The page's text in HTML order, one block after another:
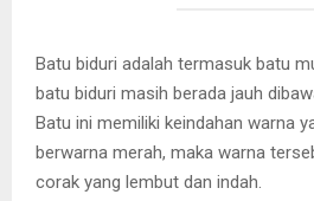
Batu biduri adalah termasuk batu
batu biduri masih berada jauh
Batu ini memiliki keindahan warna
berwarna merah, maka warna
corak yang lembut dan indah.